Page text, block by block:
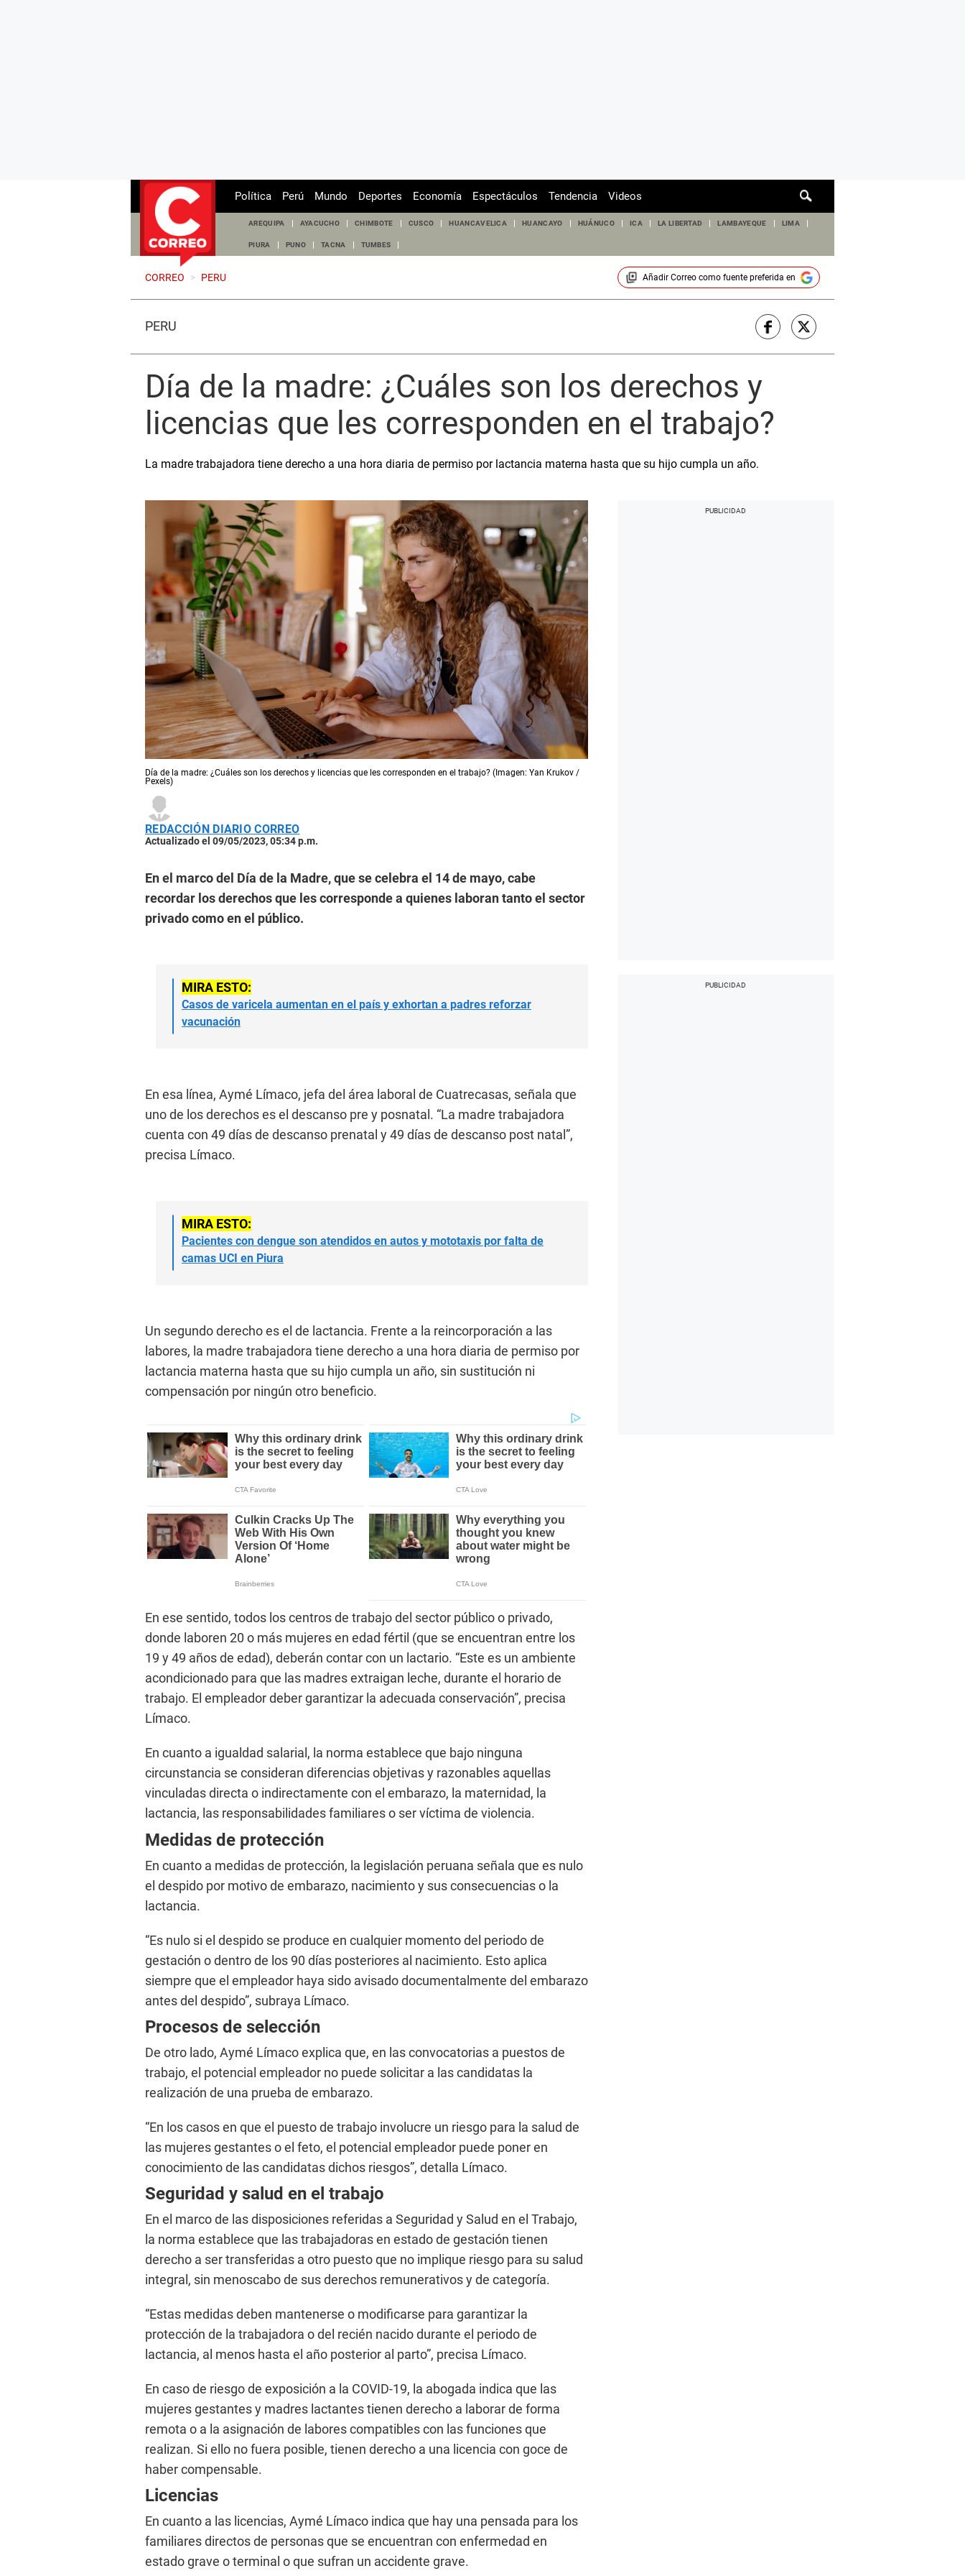
de
Política Perú Mundo Deportes Economía Espectáculos Tendencia Videos
AREQUIPA AYACUCHO CHIMBOTE CUSCO HUANCAVELICA HUANCAYO HUÁNUCO ICA LA LIBERTAD LAMBAYEQUE LIMA
PIURA PUNO TACNA TUMBES
CORREO > PERU Añadir Correocomo fuente preferida en
PERÚ
Día de la madre: ¿Cuáles son los derechos y
licencias que les corresponden en el trabajo?
La madre trabajadora tiene derecho a una hora diaria de permiso por lactancia materna hasta que su hijo cumpla un año.
Día de la madre: ¿Cuáles son los derechos y licencias que les corresponden en el trabajo? (Imagen: Yan Krukov /
Pexels)
REDACCIÓN DIARIO CORREO
Actualizado el 09/05/2023, 05:34 p.m.
En el marco del Día de la Madre, que se celebra el 14 de mayo, cabe
recordar los derechos que les corresponde a quienes laboran tanto el sector
privado como en el público.
MIRA ESTO:
Casos de varicela aumentan en el país y exhortan a padres reforzar
vacunación
En esa línea, Aymé Límaco, jefa del área laboral de Cuatrecasas, señala que
uno de los derechos es el descanso pre y posnatal. “La madre trabajadora
cuenta con 49 días de descanso prenatal y 49 días de descanso post natal”,
precisa Límaco.
MIRA ESTO:
Pacientes con dengue son atendidos en autos y mototaxis por falta de
camas UCI en Piura
Un segundo derecho es el de lactancia. Frente a la reincorporación a las
labores, la madre trabajadora tiene derecho a una hora diaria de permiso por
lactancia materna hasta que su hijo cumpla un año, sin sustitución ni
compensación por ningún otro beneficio.
En ese sentido, todos los centros de trabajo del sector público o privado,
donde laboren 20 o más mujeres en edad fértil (que se encuentran entre los
19 y 49 años de edad), deberán contar con un lactario. “Este es un ambiente
acondicionado para que las madres extraigan leche, durante el horario de
trabajo. El empleador deber garantizar la adecuada conservación”, precisa
Límaco.
En cuanto a igualdad salarial, la norma establece que bajo ninguna
circunstancia se consideran diferencias objetivas y razonables aquellas
vinculadas directa o indirectamente con el embarazo, la maternidad, la
lactancia, las responsabilidades familiares o ser víctima de violencia.
Medidas de protección
En cuanto a medidas de protección, la legislación peruana señala que es nulo
el despido por motivo de embarazo, nacimiento y sus consecuencias o la
lactancia.
“Es nulo si el despido se produce en cualquier momento del periodo de
gestación o dentro de los 90 días posteriores al nacimiento. Esto aplica
siempre que el empleador haya sido avisado documentalmente del embarazo
antes del despido”, subraya Límaco.
Procesos de selección
De otro lado, Aymé Límaco explica que, en las convocatorias a puestos de
trabajo, el potencial empleador no puede solicitar a las candidatas la
realización de una prueba de embarazo.
“En los casos en que el puesto de trabajo involucre un riesgo para la salud de
las mujeres gestantes o el feto, el potencial empleador puede poner en
conocimiento de las candidatas dichos riesgos”, detalla Límaco.
Seguridad y salud en el trabajo
En el marco de las disposiciones referidas a Seguridad y Salud en el Trabajo,
la norma establece que las trabajadoras en estado de gestación tienen
derecho a ser transferidas a otro puesto que no implique riesgo para su salud
integral, sin menoscabo de sus derechos remunerativos y de categoría.
“Estas medidas deben mantenerse o modificarse para garantizar la
protección de la trabajadora o del recién nacido durante el periodo de
lactancia, al menos hasta el año posterior al parto”, precisa Límaco.
En caso de riesgo de exposición a la COVID-19, la abogada indica que las
mujeres gestantes y madres lactantes tienen derecho a laborar de forma
remota o a la asignación de labores compatibles con las funciones que
realizan. Si ello no fuera posible, tienen derecho a una licencia con goce de
haber compensable.
Licencias
En cuanto a las licencias, Aymé Límaco indica que hay una pensada para los
familiares directos de personas que se encuentran con enfermedad en
estado grave o terminal o que sufran un accidente grave.